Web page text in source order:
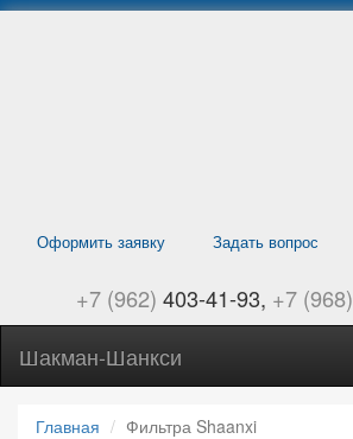
Оформить заявку Задать вопрос
+7 (962) 403-41-93 +7 (968)
Шакман-Шанкси
Главная Фильтра Shaanxi